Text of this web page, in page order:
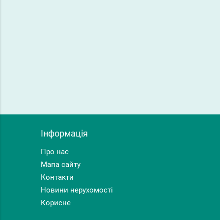
Інформація
Про нас
Мапа сайту
Контакти
Новини нерухомості
Корисне